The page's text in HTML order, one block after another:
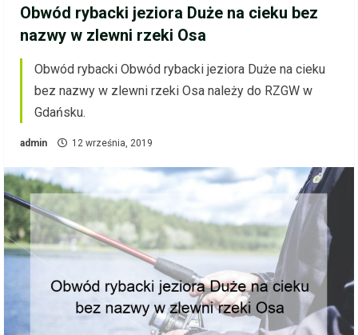
Obwód rybacki jeziora Duże na cieku bez
nazwy w zlewni rzeki Osa
Obwód rybacki Obwód rybacki jeziora Duże na cieku
bez nazwy w zlewni rzeki Osa należy do RZGW w
Gdańsku.
admin 12 września, 2019